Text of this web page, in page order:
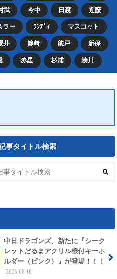
武 今中 日渡 近藤
ラー ﾗﾝﾃﾞｨ マスコット
井 篠﨑 能戸 新保
赤星 杉浦 湊川
事タイトル検索
中日ドラゴンズ、新たに『シーク
レットだるまアクリル根付キーホ
ルダー（ピンク）』が登場！！！
2026.08.10